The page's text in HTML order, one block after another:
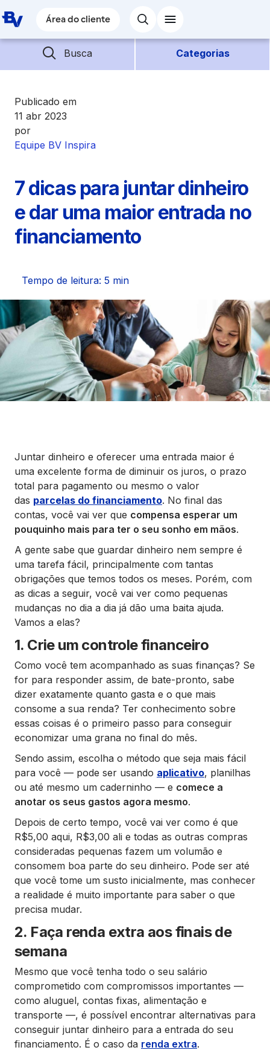
Pular para o Conteúdo principal
Área do cliente
Área do cliente
Busca Categorias
Barra de busca
Descubra mais conteúdos
Empréstimos
Financiamentos
Futuro
Parceiros BV
Vida Financeira
Canais Digitais
Publicado em
11 abr 2023
por
Equipe BV Inspira
7 dicas para juntar dinheiro
e dar uma maior entrada no
financiamento
Tempo de leitura: 5 min
Juntar dinheiro e oferecer uma entrada maior é
uma excelente forma de diminuir os juros, o prazo
total para pagamento ou mesmo o valor
das parcelas do financiamento. No final das
contas, você vai ver que compensa esperar um
pouquinho mais para ter o seu sonho em mãos.
A gente sabe que guardar dinheiro nem sempre é
uma tarefa fácil, principalmente com tantas
obrigações que temos todos os meses. Porém, com
as dicas a seguir, você vai ver como pequenas
mudanças no dia a dia já dão uma baita ajuda.
Vamos a elas?
1. Crie um controle financeiro
Como você tem acompanhado as suas finanças? Se
for para responder assim, de bate-pronto, sabe
dizer exatamente quanto gasta e o que mais
consome a sua renda? Ter conhecimento sobre
essas coisas é o primeiro passo para conseguir
economizar uma grana no final do mês.
Sendo assim, escolha o método que seja mais fácil
para você — pode ser usando aplicativo, planilhas
ou até mesmo um caderninho — e comece a
anotar os seus gastos agora mesmo.
Depois de certo tempo, você vai ver como é que
R$5,00 aqui, R$3,00 ali e todas as outras compras
consideradas pequenas fazem um volumão e
consomem boa parte do seu dinheiro. Pode ser até
que você tome um susto inicialmente, mas conhecer
a realidade é muito importante para saber o que
precisa mudar.
2. Faça renda extra aos finais de
semana
Mesmo que você tenha todo o seu salário
comprometido com compromissos importantes —
como aluguel, contas fixas, alimentação e
transporte —, é possível encontrar alternativas para
conseguir juntar dinheiro para a entrada do seu
financiamento. É o caso da renda extra.